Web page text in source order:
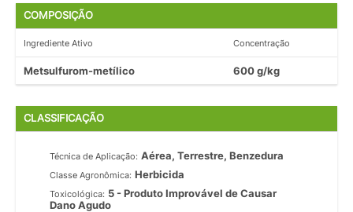
COMPOSIÇÃO
Ingrediente Ativo Concentração
Metsulfurom-metílico 600 g/kg
CLASSIFICAÇÃO
Técnica de Aplicação: Aérea, Terrestre, Benzedura
Classe Agronômica: Herbicida
Toxicológica: 5 - Produto Improvável de Causar
Dano Agudo